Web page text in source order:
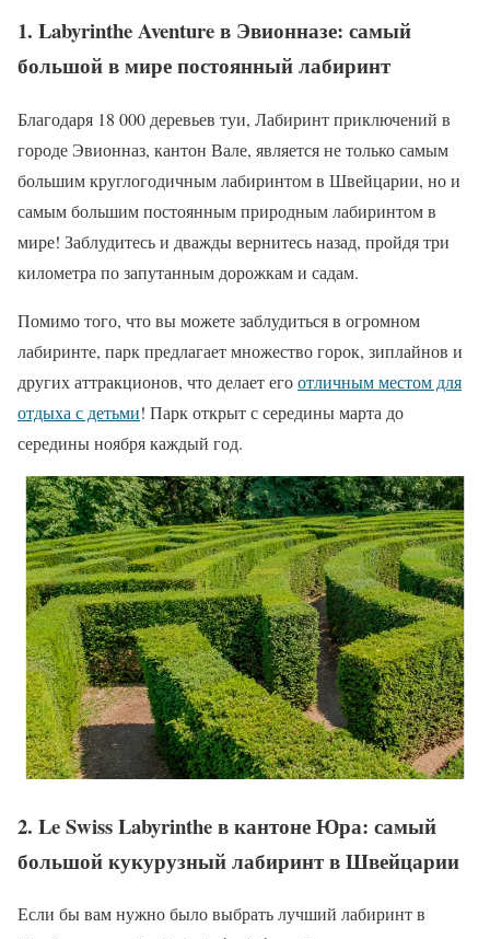
1. Labyrinthe Aventure в Эвионназе: самый
большой в мире постоянный лабиринт
Благодаря 18 000 деревьев туи, Лабиринт приключений в
городе Эвионназ, кантон Вале, является не только самым
большим круглогодичным лабиринтом в Швейцарии, но и
самым большим постоянным природным лабиринтом в
мире! Заблудитесь и дважды вернитесь назад, пройдя три
километра по запутанным дорожкам и садам.
Помимо того, что вы можете заблудиться в огромном
лабиринте, парк предлагает множество горок, зиплайнов и
других аттракционов, что делает егоотличным местом для
отдыха с детьми! Парк открыт с середины марта до
середины ноября каждый год.
2. Le Swiss Labyrinthe в кантоне Юра: самый
большой кукурузный лабиринт в Швейцарии
Если бы вам нужно было выбрать лучший лабиринт в